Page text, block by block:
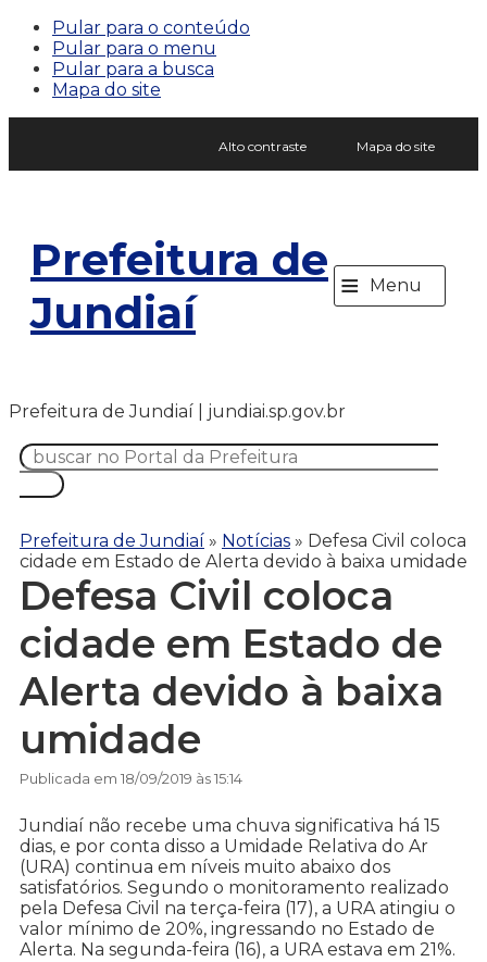
Pular para o conteúdo
Pular para o menu
Pular para a busca
Mapa do site
Alto contraste Mapa do site
Prefeitura de
Jundiaí
≡ Menu
Prefeitura de Jundiaí | jundiai.sp.gov.br
Prefeitura de Jundiaí » Notícias » Defesa Civil coloca
cidade em Estado de Alerta devido à baixa umidade
Defesa Civil coloca
cidade em Estado de
Alerta devido à baixa
umidade
Publicada em 18/09/2019 às 15:14
Jundiaí não recebe uma chuva significativa há 15
dias, e por conta disso a Umidade Relativa do Ar
(URA) continua em níveis muito abaixo dos
satisfatórios. Segundo o monitoramento realizado
pela Defesa Civil na terça-feira (17), a URA atingiu o
valor mínimo de 20%, ingressando no Estado de
Alerta. Na segunda-feira (16), a URA estava em 21%.